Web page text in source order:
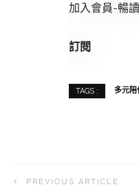
加入會員-暢
訂閱
TAGS : 多元陪
PREVIOUS ARTICLE